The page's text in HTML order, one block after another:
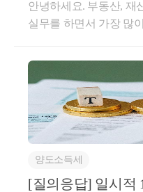
택의 모든 것)
안녕하세요. 부동산, 재
실무를 하면서 가장 많
항)에 대해서 알아보겠
종전주택 취득일로부
주택 취득일로부터
득분 : 3년 이내 종전주
취득분 : 2년 이내 종전
득분 : 1년 이내 전입 +
기존 임차인의 임대차
양도소득세
[질의응답] 일시적